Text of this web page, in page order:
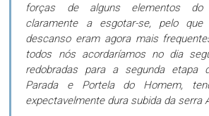
forças de alguns elementos do
claramente a esgotar-se, pelo
descanso eram agora mais
todos nós acordaríamos no dia
redobradas para a segunda etapa
Parada e Portela do Homem,
expectavelmente dura subida da serra